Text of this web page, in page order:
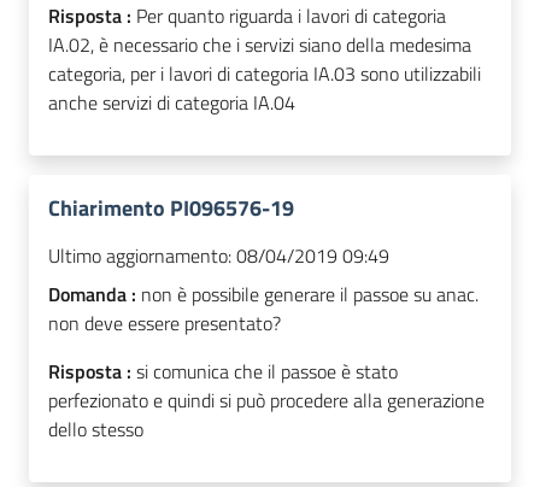
Risposta : Per quanto riguarda i lavori di categoria
IA.02, è necessario che i servizi siano della medesima
categoria, per i lavori di categoria IA.03 sono utilizzabili
anche servizi di categoria IA.04
Chiarimento PI096576-19
Ultimo aggiornamento:08/04/2019 09:49
Domanda : non è possibile generare il passoe su anac.
non deve essere presentato?
Risposta : si comunica che il passoe è stato
perfezionato e quindi si può procedere alla generazione
dello stesso